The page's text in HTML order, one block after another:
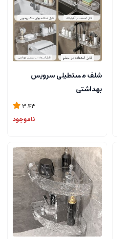
شلف مستطیلی سرویس
بهداشتی
3.43
ناموجود